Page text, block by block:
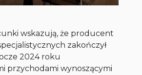
wskazują, że producent
zakończył
2024 roku
przychodami wynoszącymi